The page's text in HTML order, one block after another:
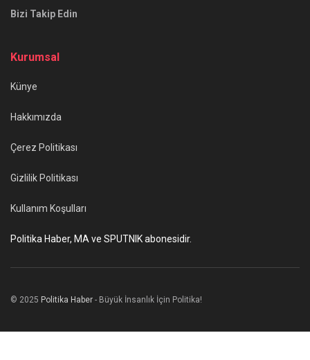
Bizi Takip Edin
Kurumsal
Künye
Hakkımızda
Çerez Politikası
Gizlilik Politikası
Kullanım Koşulları
Politika Haber, MA ve SPUTNIK abonesidir.
© 2025 Politika Haber - Büyük İnsanlık İçin Politika!